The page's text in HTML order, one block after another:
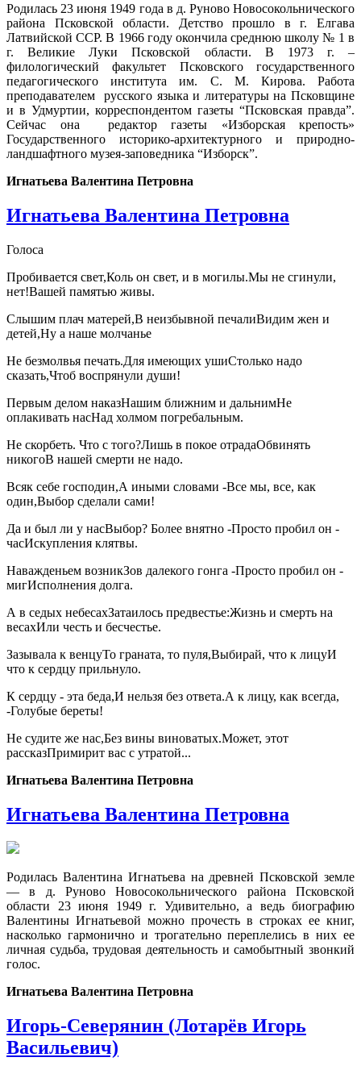
Родилась 23 июня 1949 года в д. Руново Новосокольнического
района Псковской области. Детство прошло в г. Елгава
Латвийской ССР. В 1966 году окончила среднюю школу № 1 в
г. Великие Луки Псковской области. В 1973 г. –
филологический факультет Псковского государственного
педагогического института им. С. М. Кирова. Работа
преподавателем русского языка и литературы на Псковщине
и в Удмуртии, корреспондентом газеты “Псковская правда”.
Сейчас она редактор газеты «Изборская крепость»
Государственного историко-архитектурного и природно-
ландшафтного музея-заповедника “Изборск”.
Игнатьева Валентина Петровна
Игнатьева Валентина Петровна
Голоса
Пробивается свет,Коль он свет, и в могилы.Мы не сгинули,
нет!Вашей памятью живы.
Слышим плач матерей,В неизбывной печалиВидим жен и
детей,Ну а наше молчанье
Не безмолвья печать.Для имеющих ушиСтолько надо
сказать,Чтоб воспрянули души!
Первым делом наказНашим ближним и дальнимНе
оплакивать насНад холмом погребальным.
Не скорбеть. Что с того?Лишь в покое отрадаОбвинять
никогоВ нашей смерти не надо.
Всяк себе господин,А иными словами -Все мы, все, как
один,Выбор сделали сами!
Да и был ли у насВыбор? Более внятно -Просто пробил он -
часИскупления клятвы.
Наважденьем возникЗов далекого гонга -Просто пробил он -
мигИсполнения долга.
А в седых небесахЗатаилось предвестье:Жизнь и смерть на
весахИли честь и бесчестье.
Зазывала к венцуТо граната, то пуля,Выбирай, что к лицуИ
что к сердцу прильнуло.
К сердцу - эта беда,И нельзя без ответа.А к лицу, как всегда,
-Голубые береты!
Не судите же нас,Без вины виноватых.Может, этот
рассказПримирит вас с утратой...
Игнатьева Валентина Петровна
Игнатьева Валентина Петровна
Родилась Валентина Игнатьева на древней Псковской земле
— в д. Руново Новосокольнического района Псковской
области 23 июня 1949 г. Удивительно, а ведь биографию
Валентины Игнатьевой можно прочесть в строках ее книг,
насколько гармонично и трогательно переплелись в них ее
личная судьба, трудовая деятельность и самобытный звонкий
голос.
Игнатьева Валентина Петровна
Игорь-Северянин (Лотарёв Игорь
Васильевич)